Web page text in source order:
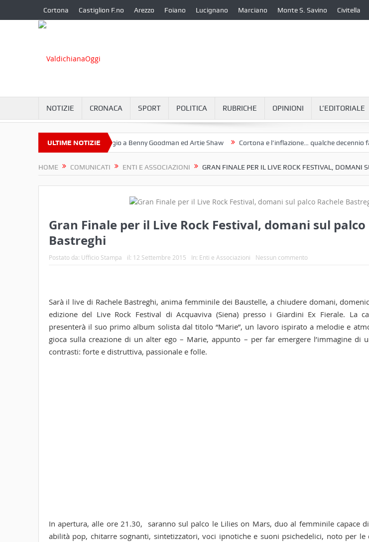
Cortona Castiglion F.no Arezzo Foiano Lucignano Marciano Monte S. Savino Civitella
NOTIZIE CRONACA SPORT POLITICA RUBRICHE OPINIONI L’EDITORIALE
ULTIME NOTIZIE
a Camucia? Omaggio a Benny Goodman ed Artie Shaw Cortona e l’inflazione… qualche decennio fa
HOME COMUNICATI ENTI E ASSOCIAZIONI GRAN FINALE PER IL LIVE ROCK FESTIVAL, DOMANI
Gran Finale per il Live Rock Festival, domani sul palco
Bastreghi
Postato da: Ufficio Stampa il: 12 Settembre 2015 In: Enti e Associazioni Nessun commento
Sarà il live di Rachele Bastreghi, anima femminile dei Baustelle, a chiudere domani,
edizione del Live Rock Festival di Acquaviva (Siena) presso i Giardini Ex Fierale. La
presenterà il suo primo album solista dal titolo “Marie”, un lavoro ispirato a melodie e
gioca sulla creazione di un alter ego – Marie, appunto – per far emergere l’immagine di
contrasti: forte e distruttiva, passionale e folle.
In apertura, alle ore 21.30, saranno sul palco le Lilies on Mars, duo al femminile capace
abilità pop, chitarre sognanti, sintetizzatori, voci ipnotiche e suoni psichedelici, noto per le